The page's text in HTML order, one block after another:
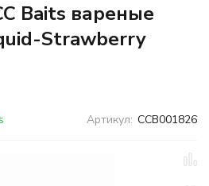
Baits вареные
Strawberry
Артикул: CCB001826